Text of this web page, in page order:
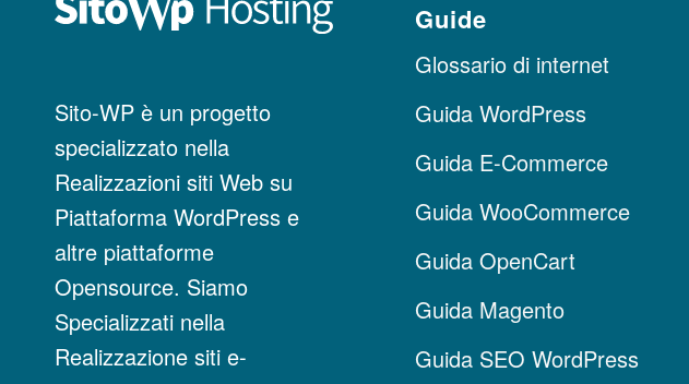
Sito-WP è un progetto
specializzato nella
Realizzazioni siti Web su
Piattaforma WordPress e
altre piattaforme
Opensource. Siamo
Specializzati nella
Realizzazione siti e-
Guide
Glossario di internet
Guida WordPress
Guida E-Commerce
Guida WooCommerce
Guida OpenCart
Guida Magento
Guida SEO WordPress